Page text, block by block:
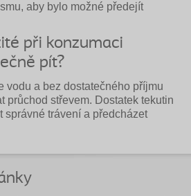
aby bylo možné předejít
při konzumaci
pít?
vodu a bez dostatečného příjmu
průchod střevem. Dostatek tekutin
správné trávení a předcházet